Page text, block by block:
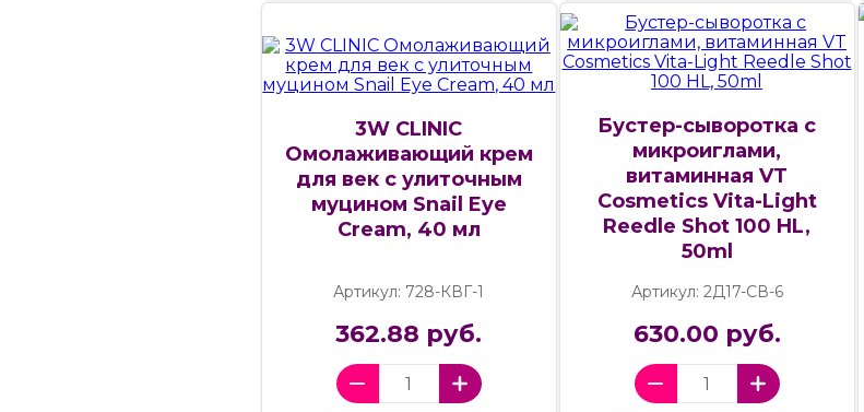
3W CLINIC
Омолаживающий крем
для век с улиточным
муцином Snail Eye
Cream, 40 мл
Артикул: 728-КВГ-1
362.88 руб.
Бустер-сыворотка с
микроиглами,
витаминная VT
Cosmetics Vita-Light
Reedle Shot 100 HL,
50ml
Артикул: 2Д17-СВ-6
630.00 руб.